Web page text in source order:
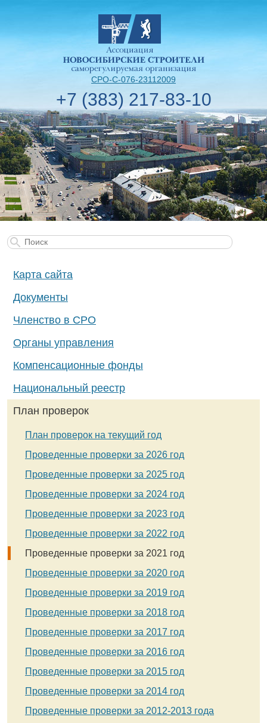
СРО-С-076-23112009
+7 (383) 217-83-10
Карта сайта
Документы
Членство в СРО
Органы управления
Компенсационные фонды
Национальный реестр
План проверок
План проверок на текущий год
Проведенные проверки за 2026 год
Проведенные проверки за 2025 год
Проведенные проверки за 2024 год
Проведенные проверки за 2023 год
Проведенные проверки за 2022 год
Проведенные проверки за 2021 год
Проведенные проверки за 2020 год
Проведенные проверки за 2019 год
Проведенные проверки за 2018 год
Проведенные проверки за 2017 год
Проведенные проверки за 2016 год
Проведенные проверки за 2015 год
Проведенные проверки за 2014 год
Проведенные проверки за 2012-2013 года